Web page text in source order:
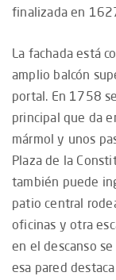
finalizada en
La fachada está
amplio balcón
portal. En 1758
principal que da
mármol y unos
Plaza de la
también puede
patio central
oficinas y otra
en el descanso
esa pared